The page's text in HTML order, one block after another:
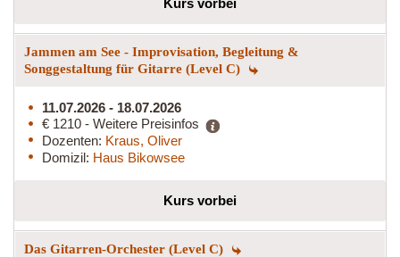
Jammen am See - Improvisation, Begleitung &
Songgestaltung für Gitarre (Level C)
11.07.2026 - 18.07.2026
€ 1210 - Weitere Preisinfos
Dozenten: Kraus, Oliver
Domizil: Haus Bikowsee
Kurs vorbei
Das Gitarren-Orchester (Level C)